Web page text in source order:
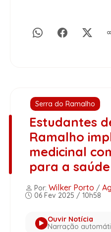
Serra do Ramalho
Estudantes
Ramalho
medicinal
para a saúde
Por: Wilker Porto /
06 Fev 2025 / 10h58
Ouvir Notícia
Narração